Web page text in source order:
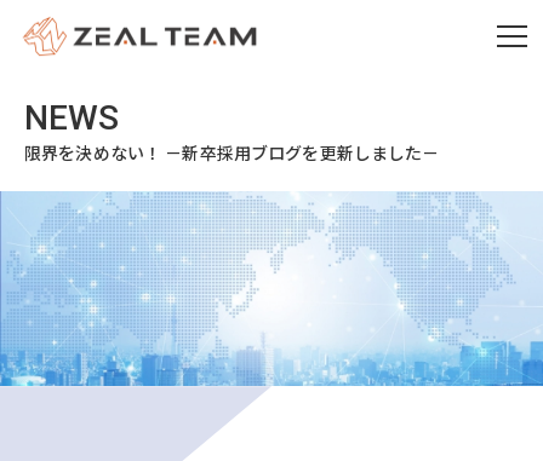
限界を決めない！ －新卒採用ブログを更新しました－